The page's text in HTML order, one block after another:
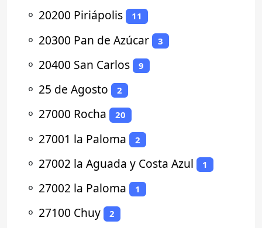
⚬ 20200 Piriápolis 11
⚬ 20300 Pan de Azúcar 3
⚬ 20400 San Carlos 9
⚬ 25 de Agosto 2
⚬ 27000 Rocha 20
⚬ 27001 la Paloma 2
⚬ 27002 la Aguada y Costa Azul 1
⚬ 27002 la Paloma 1
⚬ 27100 Chuy 2